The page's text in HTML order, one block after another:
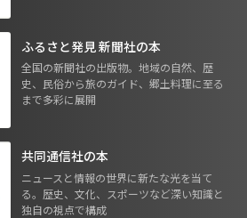
ふるさと発見 新聞社の本
全国の新聞社の出版物。地域の自然、歴
史、民俗から旅のガイド、郷土料理に至る
まで多彩に展開
共同通信社の本
ニュースと情報の世界に新たな光を当て
る。歴史、文化、スポーツなど深い知識と
独自の視点で構成